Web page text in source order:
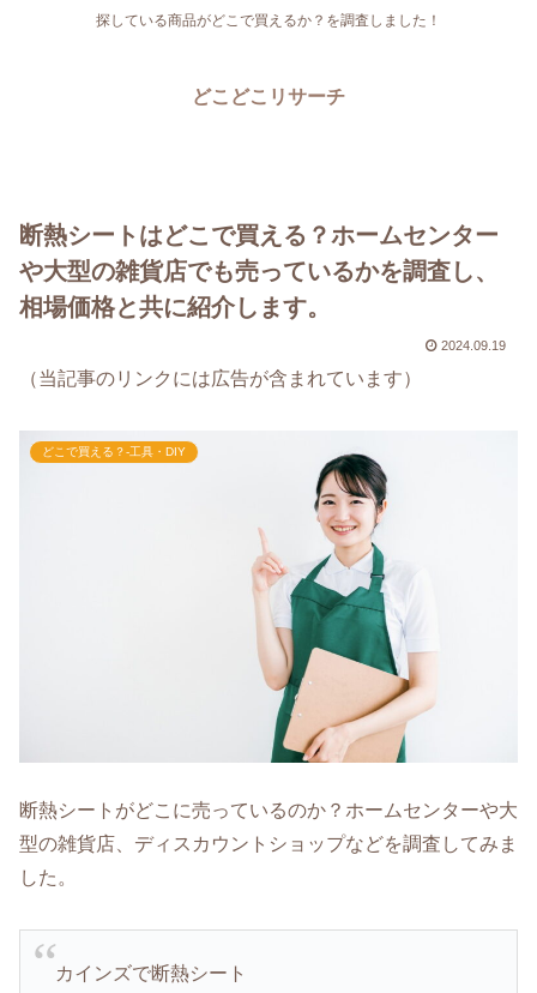
探している商品がどこで買えるか？を調査しました！
どこどこリサーチ
断熱シートはどこで買える？ホームセンター
や大型の雑貨店でも売っているかを調査し、
相場価格と共に紹介します。
2024.09.19
（当記事のリンクには広告が含まれています）
どこで買える？-工具・DIY
断熱シートがどこに売っているのか？ホームセンターや大
型の雑貨店、ディスカウントショップなどを調査してみま
した。
カインズで断熱シート